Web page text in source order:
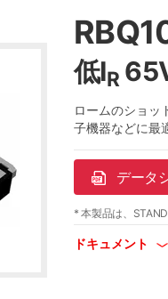
低IR
ロームのショッ
子機器などに最
データ
* 本製品は、
ドキュメント